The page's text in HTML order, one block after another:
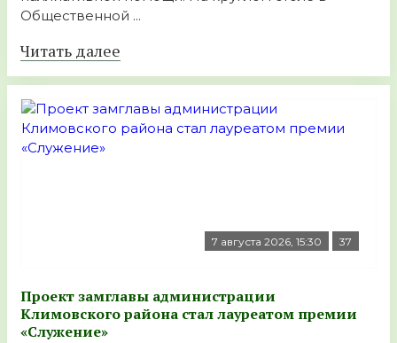
Общественной ...
Читать далее
7 августа 2026, 15:30 37
Проект замглавы администрации
Климовского района стал лауреатом премии
«Служение»